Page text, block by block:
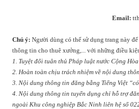
Email:
Chú ý: Người dùng có thể sử dụng trang này
thông tin cho thuê xưởng,... với những điều
1. Tuyệt đối tuân thủ Pháp luật nước Cộng
2. Hoàn toàn chịu trách nhiệm về nội dung
3. Nội dung thông tin đăng bằng Tiếng Việt
4. Nội dung thông tin tuyển dụng chỉ hỗ trợ
ngoài Khu công nghiệp Bắc Ninh liên hệ số